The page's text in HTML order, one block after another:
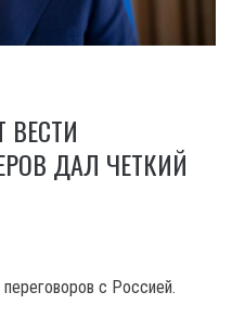
ДАЛ ЧЕТКИЙ
с Россией.